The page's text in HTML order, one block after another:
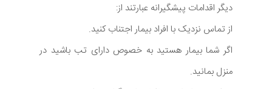
دیگر اقدامات پیشگیرانه عبارتند از:
از تماس نزدیک با افراد بیمار اجتناب کنید.
اگر شما بیمار هستید به خصوص دارای تب باشید در
منزل بمانید.